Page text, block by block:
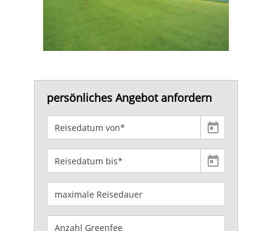
persönliches Angebot anfordern